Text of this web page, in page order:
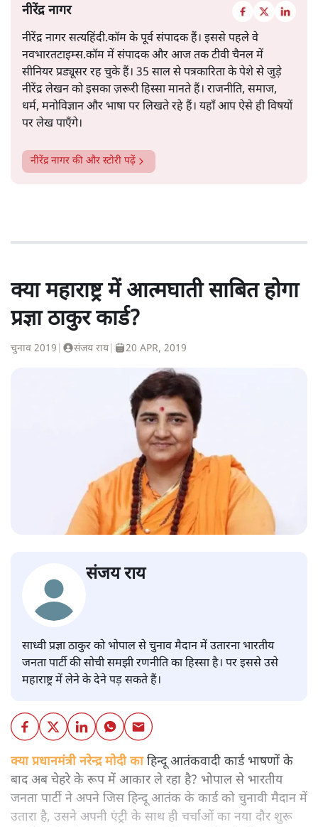
नीरेंद्र नागर
नीरेंद्र नागर सत्यहिंदी.कॉम के पूर्व संपादक हैं। इससे पहले वे
नवभारतटाइम्स.कॉम में संपादक और आज तक टीवी चैनल में
सीनियर प्रड्यूसर रह चुके हैं। 35 साल से पत्रकारिता के पेशे से जुड़े
नीरेंद्र लेखन को इसका ज़रूरी हिस्सा मानते हैं। राजनीति, समाज,
धर्म, मनोविज्ञान और भाषा पर लिखते रहे हैं। यहाँ आप ऐसे ही विषयों
पर लेख पाएँगे।
नीरेंद्र नागर की और स्टोरी पढ़ें
क्या महाराष्ट्र में आत्मघाती साबित होगा
प्रज्ञा ठाकुर कार्ड?
चुनाव 2019 संजय राय| 20 APR, 2019
संजय राय
साध्वी प्रज्ञा ठाकुर को भोपाल से चुनाव मैदान में उतारना भारतीय
जनता पार्टी की सोची समझी रणनीति का हिस्सा है। पर इससे उसे
महाराष्ट्र में लेने के देने पड़ सकते हैं।
क्या प्रधानमंत्री नरेन्द्र मोदी काहिन्दू आतंकवादी कार्ड भाषणों के
बाद अब चेहरे के रूप में आकार ले रहा है? भोपाल से भारतीय
जनता पार्टी ने अपने जिस हिन्दू आतंक के कार्ड को चुनावी मैदान में
उतारा है, उसने अपनी एंट्री के साथ ही चर्चाओं का नया दौर शुरू